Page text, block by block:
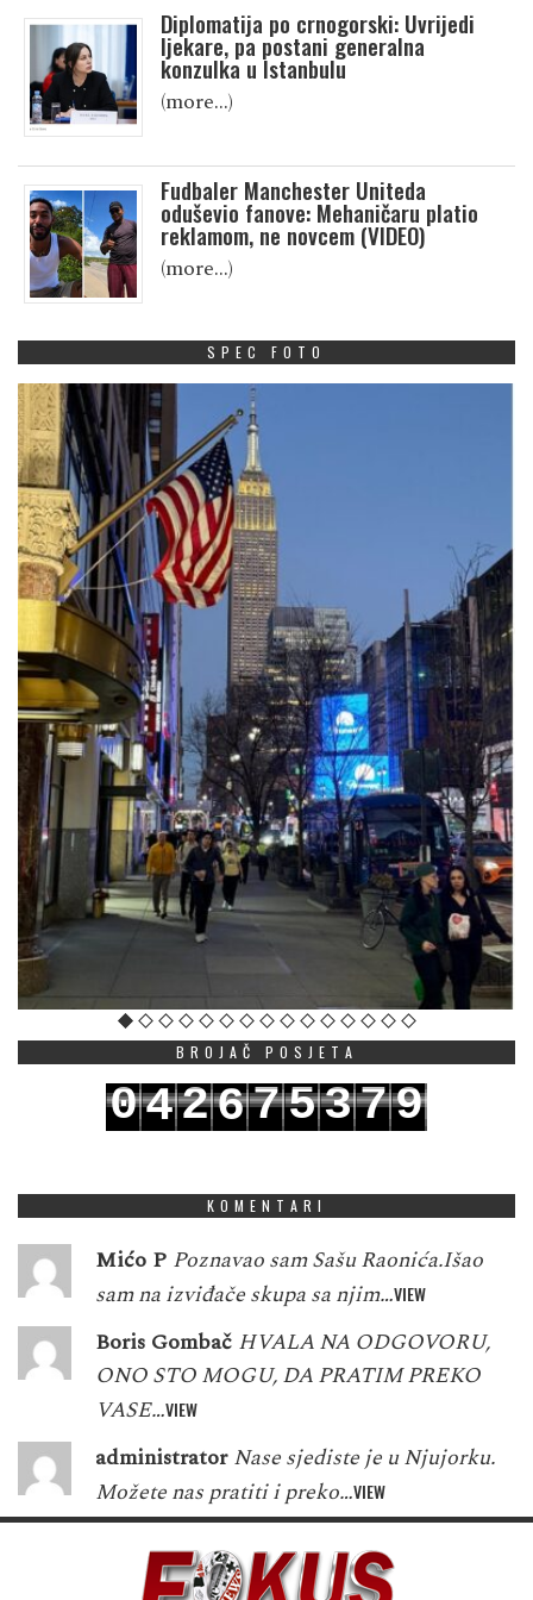
Diplomatija po crnogorski: Uvrijedi
ljekare, pa postani generalna
konzulka u Istanbulu
(more…)
Fudbaler Manchester Uniteda
oduševio fanove: Mehaničaru platio
reklamom, ne novcem (VIDEO)
(more…)
SPEC FOTO
BROJAČ POSJETA
042675379
KOMENTARI
Mićo P Poznavao sam Sašu Raonića.Išao
sam na izviđače skupa sa njim…VIEW
Boris Gombač HVALA NA ODGOVORU,
ONO STO MOGU, DA PRATIM PREKO
VASE…VIEW
administrator Nase sjediste je u Njujorku.
Možete nas pratiti i preko…VIEW